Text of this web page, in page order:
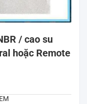
/ cao su
hoặc Remote